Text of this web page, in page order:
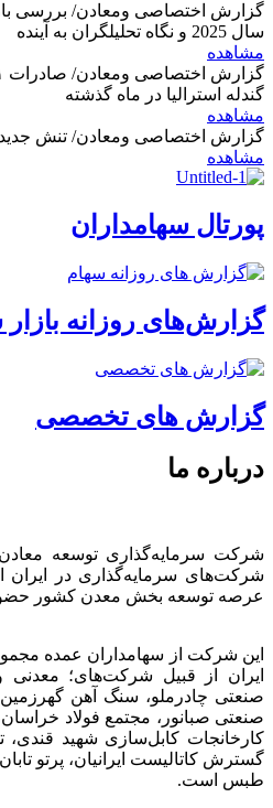
گزارش اختصاصی ومعادن/ بررسی
سال 2025 و نگاه تحلیلگران به آینده
مشاهده
گندله استرالیا در ماه گذشته
مشاهده
گزارش اختصاصی ومعادن/ تنش جدید
مشاهده
پورتال سهامداران
گزارش‌های روزانه بازار
گزارش های تخصصی
درباره ما
شرکت سرمایه‌گذاری توسعه
شرکت‌های سرمایه‌گذاری در
عرصه توسعه بخش معدن کشور
این شرکت از سهامداران عمده
ایران از قبیل شرکت‌های؛
صنعتی چادرملو، سنگ آهن
صنعتی صبانور، مجتمع فولاد خراسان،
کارخانجات کابل‌سازی شهید قندی،
گسترش کاتالیست ایرانیان، پرتو
طبس است.